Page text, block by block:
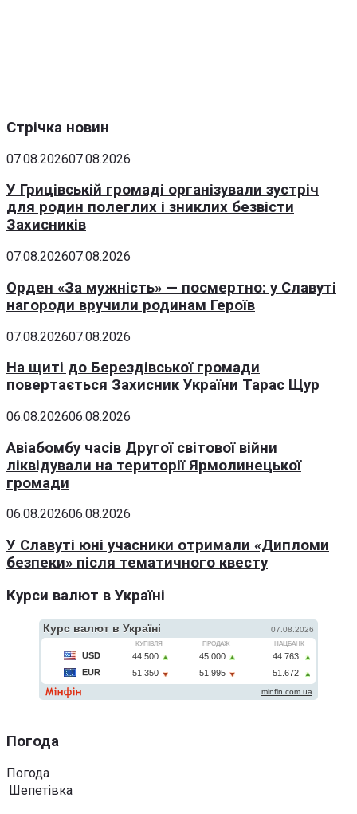
Стрічка новин
07.08.202607.08.2026
У Грицівській громаді організували зустріч
для родин полеглих і зниклих безвісти
Захисників
07.08.202607.08.2026
Орден «За мужність» — посмертно: у Славуті
нагороди вручили родинам Героїв
07.08.202607.08.2026
На щиті до Берездівської громади
повертається Захисник України Тарас Щур
06.08.202606.08.2026
Авіабомбу часів Другої світової війни
ліквідували на території Ярмолинецької
громади
06.08.202606.08.2026
У Славуті юні учасники отримали «Дипломи
безпеки» після тематичного квесту
Курси валют в Україні
Погода
Погода
Шепетівка